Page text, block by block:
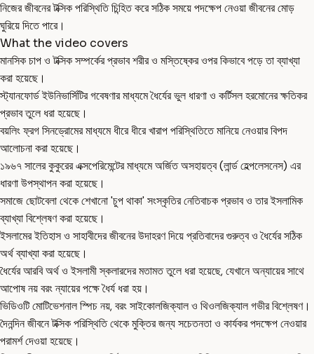
নিজের জীবনের টক্সিক পরিস্থিতি চিন্হিত করে সঠিক সময়ে পদক্ষেপ নেওয়া জীবনের মোড়
ঘুরিয়ে দিতে পারে।
What the video covers
মানসিক চাপ ও টক্সিক সম্পর্কের প্রভাব শরীর ও মস্তিষ্কের ওপর কিভাবে পড়ে তা ব্যাখ্যা
করা হয়েছে।
স্ট্যানফোর্ড ইউনিভার্সিটির গবেষণার মাধ্যমে ধৈর্যের ভুল ধারণা ও কর্টিসল হরমোনের ক্ষতিকর
প্রভাব তুলে ধরা হয়েছে।
বয়লিং ফ্রগ সিনড্রোমের মাধ্যমে ধীরে ধীরে খারাপ পরিস্থিতিতে মানিয়ে নেওয়ার বিপদ
আলোচনা করা হয়েছে।
১৯৬৭ সালের কুকুরের এক্সপেরিমেন্টের মাধ্যমে অর্জিত অসহায়ত্ব (লার্ন্ড হেল্পলেসনেস) এর
ধারণা উপস্থাপন করা হয়েছে।
সমাজে ছোটবেলা থেকে শেখানো 'চুপ থাকা' সংস্কৃতির নেতিবাচক প্রভাব ও তার ইসলামিক
ব্যাখ্যা বিশ্লেষণ করা হয়েছে।
ইসলামের ইতিহাস ও সাহাবীদের জীবনের উদাহরণ দিয়ে প্রতিবাদের গুরুত্ব ও ধৈর্যের সঠিক
অর্থ ব্যাখ্যা করা হয়েছে।
ধৈর্যের আরবি অর্থ ও ইসলামী স্কলারদের মতামত তুলে ধরা হয়েছে, যেখানে অন্যায়ের সাথে
আপোষ নয় বরং ন্যায়ের পক্ষে ধৈর্য ধরা হয়।
ভিডিওটি মোটিভেশনাল স্পিচ নয়, বরং সাইকোলজিক্যাল ও থিওলজিক্যাল গভীর বিশ্লেষণ।
দৈনন্দিন জীবনে টক্সিক পরিস্থিতি থেকে মুক্তির জন্য সচেতনতা ও কার্যকর পদক্ষেপ নেওয়ার
পরামর্শ দেওয়া হয়েছে।